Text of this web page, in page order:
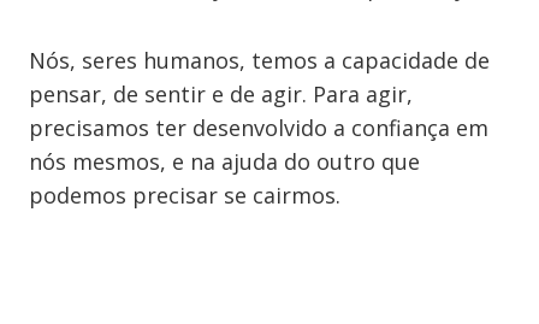
Nós, seres humanos, temos a capacidade de
pensar, de sentir e de agir. Para agir,
precisamos ter desenvolvido a confiança em
nós mesmos, e na ajuda do outro que
podemos precisar se cairmos.